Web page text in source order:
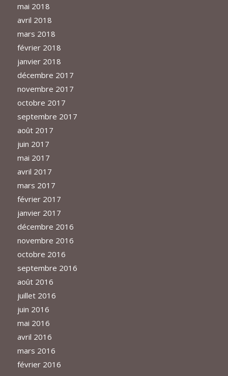
mai 2018
avril 2018
mars 2018
février 2018
janvier 2018
décembre 2017
novembre 2017
octobre 2017
septembre 2017
août 2017
juin 2017
mai 2017
avril 2017
mars 2017
février 2017
janvier 2017
décembre 2016
novembre 2016
octobre 2016
septembre 2016
août 2016
juillet 2016
juin 2016
mai 2016
avril 2016
mars 2016
février 2016